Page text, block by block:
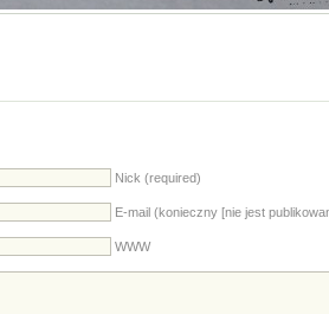
Nick (required)
E-mail (konieczny [nie jest
WWW